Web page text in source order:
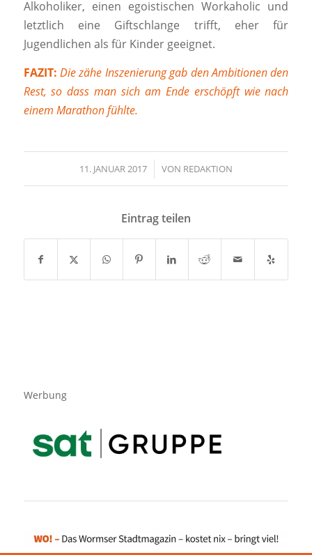
Alkoholiker, einen egoistischen Workaholic und
letztlich eine Giftschlange trifft, eher für
Jugendlichen als für Kinder geeignet.
FAZIT: Die zähe Inszenierung gab den Ambitionen den
Rest, so dass man sich am Ende erschöpft wie nach
einem Marathon fühlte.
11. JANUAR 2017
/ VON REDAKTION
Eintrag teilen
Werbung